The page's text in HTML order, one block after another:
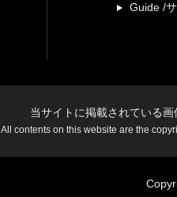
Guide /
当サイトに掲載されている
All contents on this website are the